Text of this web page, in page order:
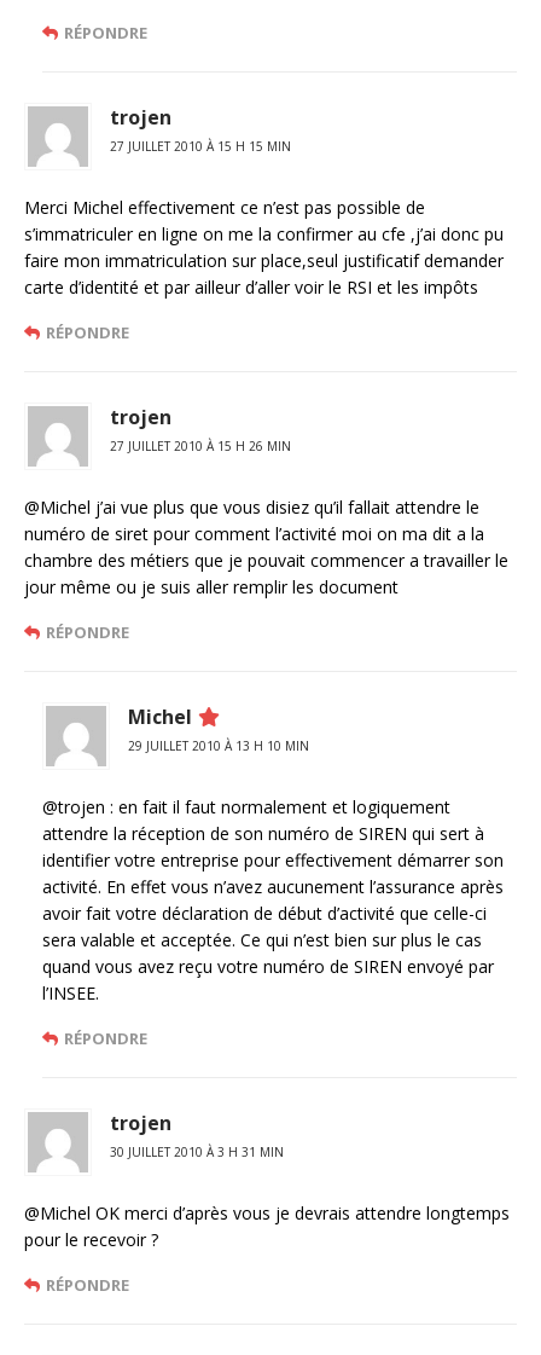
RÉPONDRE
trojen
27 JUILLET 2010 À 15 H 15 MIN
Merci Michel effectivement ce n’est pas possible de
s’immatriculer en ligne on me la confirmer au cfe ,j’ai donc pu
faire mon immatriculation sur place,seul justificatif demander
carte d’identité et par ailleur d’aller voir le RSI et les impôts
RÉPONDRE
trojen
27 JUILLET 2010 À 15 H 26 MIN
@Michel j’ai vue plus que vous disiez qu’il fallait attendre le
numéro de siret pour comment l’activité moi on ma dit a la
chambre des métiers que je pouvait commencer a travailler le
jour même ou je suis aller remplir les document
RÉPONDRE
Michel
29 JUILLET 2010 À 13 H 10 MIN
@trojen : en fait il faut normalement et logiquement
attendre la réception de son numéro de SIREN qui sert à
identifier votre entreprise pour effectivement démarrer son
activité. En effet vous n’avez aucunement l’assurance après
avoir fait votre déclaration de début d’activité que celle-ci
sera valable et acceptée. Ce qui n’est bien sur plus le cas
quand vous avez reçu votre numéro de SIREN envoyé par
l’INSEE.
RÉPONDRE
trojen
30 JUILLET 2010 À 3 H 31 MIN
@Michel OK merci d’après vous je devrais attendre longtemps
pour le recevoir ?
RÉPONDRE